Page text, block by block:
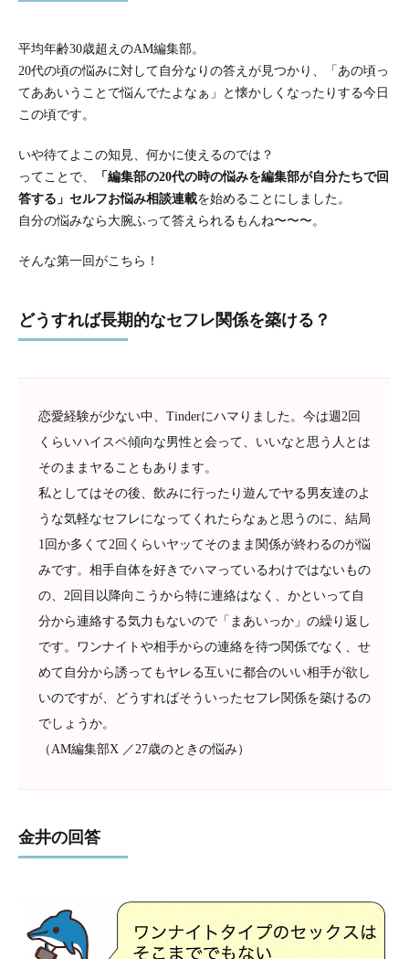
平均年齢30歳超えのAM編集部。
20代の頃の悩みに対して自分なりの答えが見つかり、「あの頃っ
てああいうことで悩んでたよなぁ」と懐かしくなったりする今日
この頃です。
いや待てよこの知見、何かに使えるのでは？
ってことで、
「編集部の20代の時の悩みを編集部が自分たちで回
答する」セルフお悩み相談連載を始めることにしました。
自分の悩みなら大腕ふって答えられるもんね〜〜〜。
そんな第一回がこちら！
どうすれば長期的なセフレ関係を築ける？
恋愛経験が少ない中、Tinderにハマりました。今は週2回
くらいハイスペ傾向な男性と会って、いいなと思う人とは
そのままヤることもあります。
私としてはその後、飲みに行ったり遊んでヤる男友達のよ
うな気軽なセフレになってくれたらなぁと思うのに、結局
1回か多くて2回くらいヤッてそのまま関係が終わるのが悩
みです。相手自体を好きでハマっているわけではないもの
の、2回目以降向こうから特に連絡はなく、かといって自
分から連絡する気力もないので「まあいっか」の繰り返し
です。ワンナイトや相手からの連絡を待つ関係でなく、せ
めて自分から誘ってもヤレる互いに都合のいい相手が欲し
いのですが、どうすればそういったセフレ関係を築けるの
でしょうか。
（AM編集部X ／27歳のときの悩み）
金井の回答